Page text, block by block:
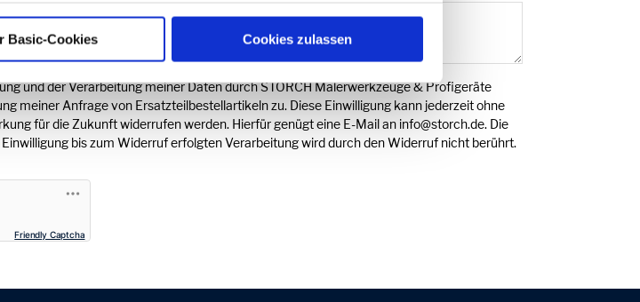
Basic-Cookies Cookies zulassen
und der Verarbeitung meiner Daten durch STORCH Malerwerkzeuge & Profigeräte
meiner Anfrage von Ersatzteilbestellartikeln zu. Diese Einwilligung kann jederzeit ohne
für die Zukunft widerrufen werden. Hierfür genügt eine E-Mail an info@storch.de. Die
bis zum Widerruf erfolgten Verarbeitung wird durch den Widerruf nicht berührt.
Friendly Captcha